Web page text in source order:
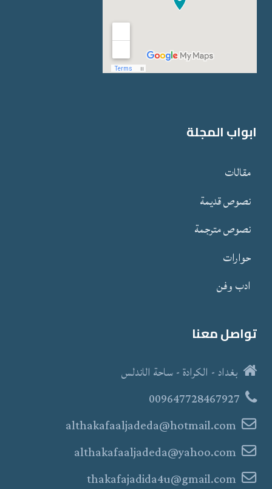
ابواب المجلة
مقالات
نصوص قدیمة
نصوص مترجمة
حوارات
ادب وفن
تواصل معنا
بغداد - الكرادة - ساحة الاندلس
009647728467927
althakafaaljadeda@hotmail.com
althakafaaljadeda@yahoo.com
thakafajadida4u@gmail.com